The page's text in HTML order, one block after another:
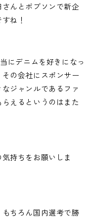
んとボブソンで新企
ね！
にデニムを好きになっ
の会社にスポンサー
ジャンルであるファ
えるというのはまた
持ちをお願いしま
ちろん国内選考で勝